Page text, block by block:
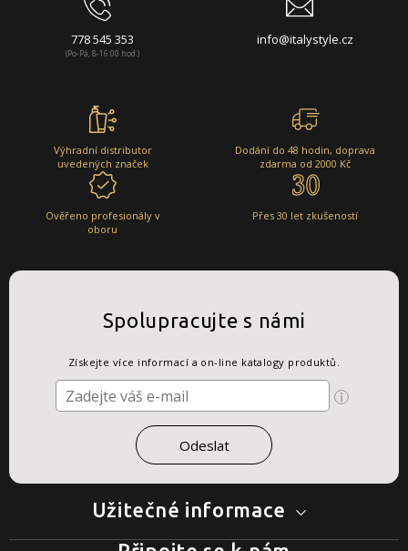
778 545 353
(Po-Pá, 8-16:00 hod.)
info@italystyle.cz
Výhradní distributor
uvedených značek
Dodání do 48 hodin, doprava
zdarma od 2000 Kč
Ověřeno profesionály v
oboru
Přes 30 let zkušeností
Užitečné informace
Spolupracujte s námi
Získejte více informací a on-line katalogy produktů.